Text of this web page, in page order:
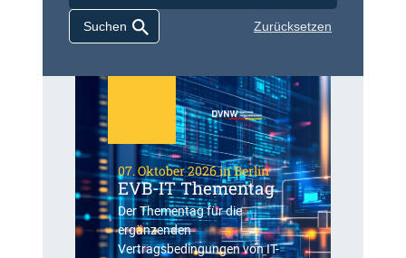
Zurücksetzen
07. Oktober 2026 in Berlin
EVB-IT Thementag
Der Thementag für die
ergänzenden
Vertragsbedingungen von IT-